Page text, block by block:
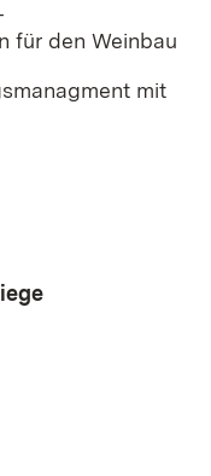
für den Weinbau
mit